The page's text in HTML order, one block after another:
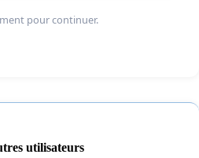
de se déplacer
pour continuer.
utilisateurs